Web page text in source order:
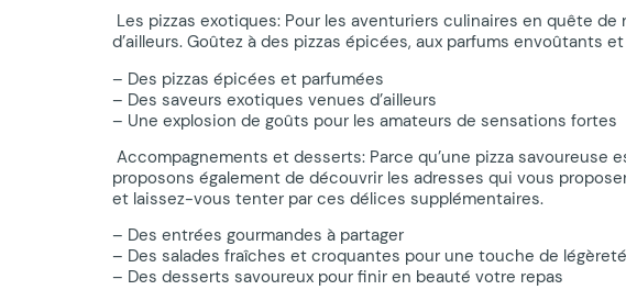
Les pizzas exotiques: Pour les aventuriers culinaires en quête
d’ailleurs. Goûtez à des pizzas épicées, aux parfums
– Des pizzas épicées et parfumées
– Des saveurs exotiques venues d’ailleurs
– Une explosion de goûts pour les amateurs de sensations fortes
Accompagnements et desserts: Parce qu’une pizza
proposons également de découvrir les adresses qui vous
et laissez-vous tenter par ces délices supplémentaires.
– Des entrées gourmandes à partager
– Des salades fraîches et croquantes pour une touche de légèreté
– Des desserts savoureux pour finir en beauté votre repas